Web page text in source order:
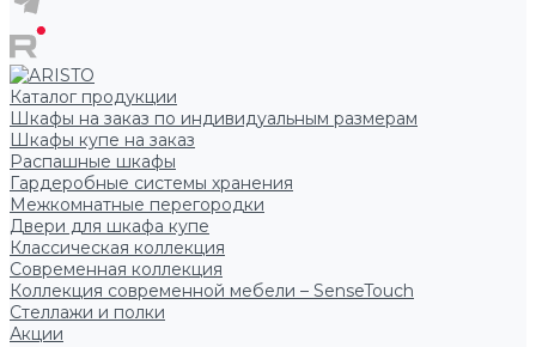
Каталог продукции
Шкафы на заказ по индивидуальным размерам
Шкафы купе на заказ
Распашные шкафы
Гардеробные системы хранения
Межкомнатные перегородки
Двери для шкафа купе
Классическая коллекция
Современная коллекция
Коллекция современной мебели – SenseTouch
Стеллажи и полки
Акции